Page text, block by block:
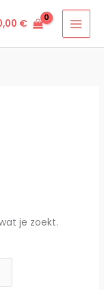
€
je zoekt.